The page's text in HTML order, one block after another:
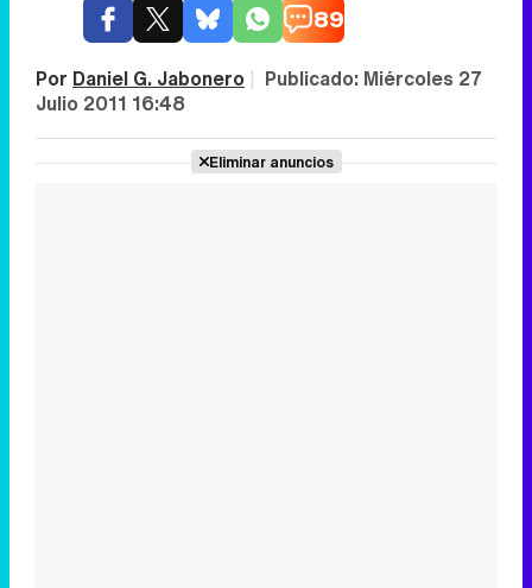
89
Por Daniel G. Jabonero | Publicado: Miércoles 27
Julio 2011 16:48
Eliminar anuncios